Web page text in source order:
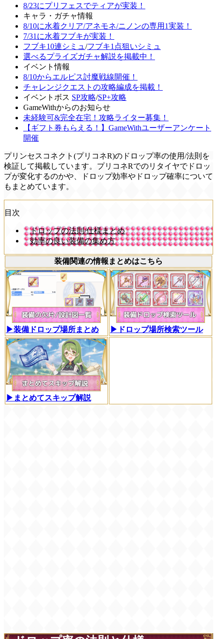
8/23にプリフェスでティアが実装！
キャラ・ガチャ情報
8/10に水着クリア/アネモネ/ニノンの専用1実装！
7/31に水着フブキが実装！
フブキ10連シミュ /フブキ1点狙いシミュ
選べるプライズガチャ解説を掲載中！
イベント情報
8/10からエルピス討魔戦線開催！
チャレンジクエストの攻略編成を掲載！
イベントボス SP攻略/SP+攻略
GameWithからのお知らせ
未経験可&完全在宅！攻略ライター募集！
【ギフト券もらえる！】GameWithユーザーアンケート
開催
プリンセスコネクト(プリコネR)のドロップ率の使用/法則を
検証して掲載しています。プリコネRでのリタイヤでドロッ
プが変化するのかや、ドロップ効率やドロップ確率について
もまとめています。
目次
ドロップの法則/仕様まとめ
効率の良い装備の集め方
装備関連の情報まとめはこちら
▶装備ドロップ場所まとめ ▶ドロップ場所検索ツール
▶まとめてスキップ解説